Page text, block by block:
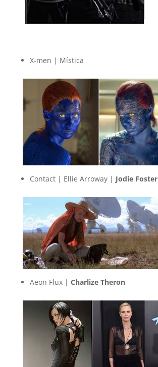
X-men | Mística
Contact | Ellie Arroway | Jodie Foster
Aeon Flux | Charlize Theron